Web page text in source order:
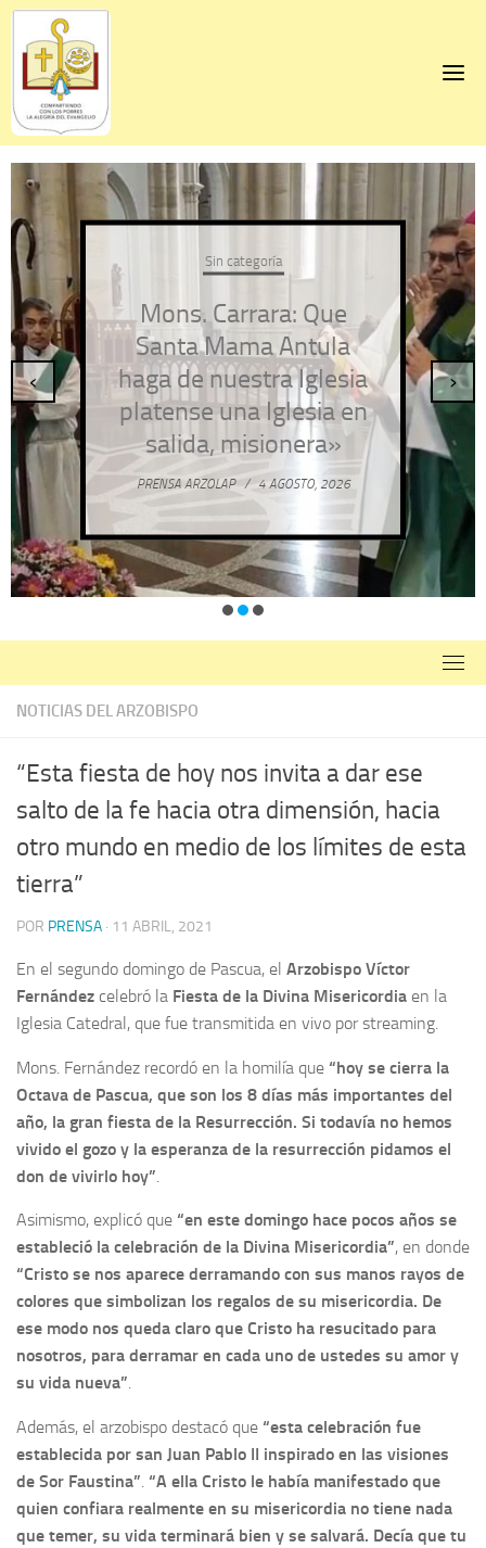
Skip
content
Sin categoría
Mons. Carrara: Que
Santa Mama Antula
haga de nuestra Iglesia
platense una Iglesia en
salida, misionera»
PRENSA ARZOLAP / 4 AGOSTO, 2026
‹ ›
NOTICIAS DEL ARZOBISPO
“Esta fiesta de hoy nos invita a dar ese
salto de la fe hacia otra dimensión, hacia
otro mundo en medio de los límites de esta
tierra”
POR PRENSA · 11 ABRIL, 2021
En el segundo domingo de Pascua, el Arzobispo Víctor
Fernández celebró la Fiesta de la Divina Misericordia en la
Iglesia Catedral, que fue transmitida en vivo por streaming.
Mons. Fernández recordó en la homilía que “hoy se cierra la
Octava de Pascua, que son los 8 días más importantes del
año, la gran fiesta de la Resurrección. Si todavía no hemos
vivido el gozo y la esperanza de la resurrección pidamos el
don de vivirlo hoy”
Asimismo, explicó que “en este domingo hace pocos años se
estableció la celebración de la Divina Misericordia”, en donde
“Cristo se nos aparece derramando con sus manos rayos de
colores que simbolizan los regalos de su misericordia. De
ese modo nos queda claro que Cristo ha resucitado para
nosotros, para derramar en cada uno de ustedes su amor y
su vida nueva”.
Además, el arzobispo destacó que “esta celebración fue
establecida por san Juan Pablo II inspirado en las visiones
de Sor Faustina”. “A ella Cristo le había manifestado que
quien confiara realmente en su misericordia no tiene nada
que temer, su vida terminará bien y se salvará. Decía que tu